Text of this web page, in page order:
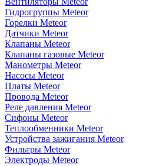
Гидрогруппы Meteor
Горелки Meteor
Датчики Meteor
Клапаны Meteor
Клапаны газовые Meteor
Манометры Meteor
Насосы Meteor
Платы Meteor
Провода Meteor
Реле давления Meteor
Сифоны Meteor
Теплообменники Meteor
Устройства зажигания Meteor
Фильтры Meteor
Электроды Meteor